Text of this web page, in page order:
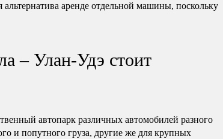
аренде отдельной машины, поскольку
– Улан-Удэ стоит
автопарк различных автомобилей разного
и попутного груза, другие же для крупных